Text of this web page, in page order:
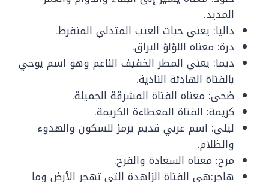
المديد.
داليا: يعني حبات العنب المتدلي المنفرط.
درة: معناه اللؤلؤ البراق.
ديما: يعني المطر الخفيف الناعم وهو اسم يوحي
بالفتاة الهادئة النادية.
ضحى: معناه الفتاة المشرقة الجميلة.
كريمة: الفتاة المعطاءة الكريمة.
ليلى: اسم عربي قديم يرمز للسكون والهدوء
والظلام.
مرح: معناه السعادة والفرح.
هاجر:هي الفتاة الزاهدة التي تهجر الأرض وما